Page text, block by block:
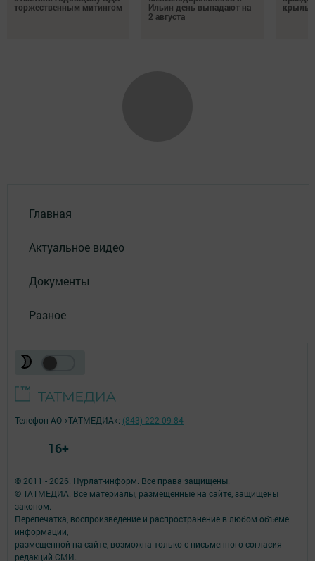
торжественным митингом
Ильин день выпадают на
2 августа
Главная
Актуальное видео
Документы
Разное
© 2011 - 2026. Нурлат-⁠информ. Все права защищены.
© ТАТМЕДИА. Все материалы, размещенные на сайте, защищены
законом.
Перепечатка, воспроизведение и распространение в любом объеме
информации,
размещенной на сайте, возможна только с письменного согласия
редакций СМИ.
Телефон АО «ТАТМЕДИА»: (843) 222 09 84
16+